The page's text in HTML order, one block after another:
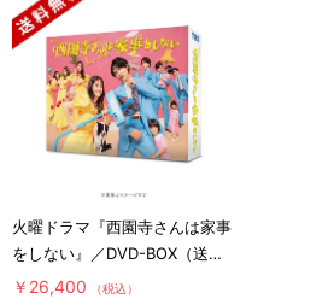
火曜ドラマ『西園寺さんは家事
をしない』／DVD-BOX（送料
無料・6枚組）
￥26,400 （税込）